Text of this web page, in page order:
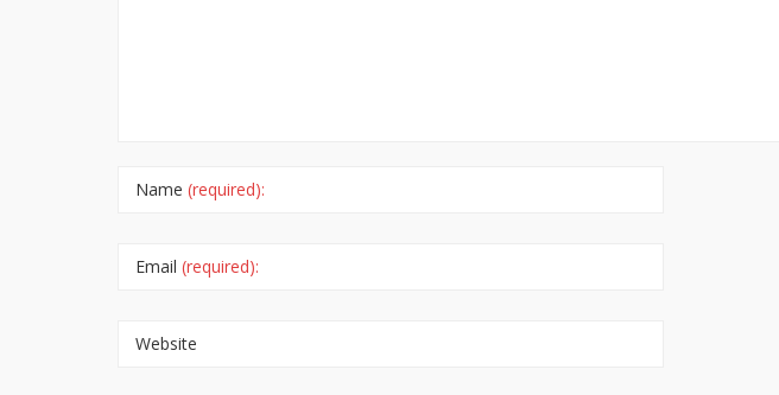
Name (required):
Email (required):
Website